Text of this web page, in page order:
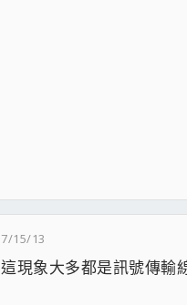
7/15/13
這現象大多都是訊號傳輸